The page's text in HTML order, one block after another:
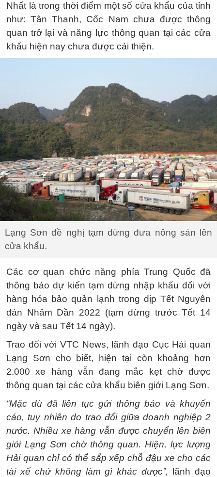
Nhất là trong thời điểm một số cửa khẩu của tỉnh
như: Tân Thanh, Cốc Nam chưa được thông
quan trở lại và năng lực thông quan tại các cửa
khẩu hiện nay chưa được cải thiện.
Lạng Sơn đề nghị tạm dừng đưa nông sản lên
cửa khẩu.
Các cơ quan chức năng phía Trung Quốc đã
thông báo dự kiến tạm dừng nhập khẩu đối với
hàng hóa bảo quản lạnh trong dịp Tết Nguyên
đán Nhâm Dần 2022 (tạm dừng trước Tết 14
ngày và sau Tết 14 ngày).
Trao đổi với VTC News, lãnh đạo Cục Hải quan
Lạng Sơn cho biết, hiện tại còn khoảng hơn
2.000 xe hàng vẫn đang mắc kẹt chờ được
thông quan tại các cửa khẩu biên giới Lạng Sơn.
“Mặc dù đã liên tục gửi thông báo và khuyến
cáo, tuy nhiên do trao đổi giữa doanh nghiệp 2
nước. Nhiều xe hàng vẫn được chuyển lên biên
giới Lạng Sơn chờ thông quan. Hiện, lực lượng
Hải quan chỉ có thể sắp xếp chỗ đậu xe cho các
tài xế chứ không làm gì khác được”,
lãnh đạo